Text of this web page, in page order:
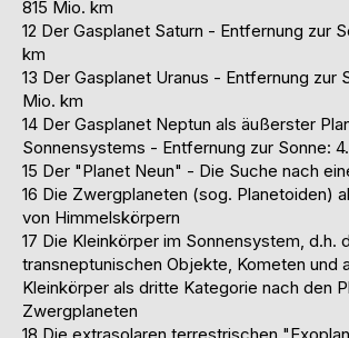
815 Mio. km
12 Der Gasplanet Saturn - Entfernung zur
km
13 Der Gasplanet Uranus - Entfernung zur
Mio. km
14 Der Gasplanet Neptun als äußerster
Sonnensystems - Entfernung zur Sonne:
15 Der "Planet Neun" - Die Suche nach
16 Die Zwergplaneten (sog. Planetoiden)
von Himmelskörpern
17 Die Kleinkörper im Sonnensystem, d.h.
transneptunischen Objekte, Kometen und
Kleinkörper als dritte Kategorie nach den
Zwergplaneten